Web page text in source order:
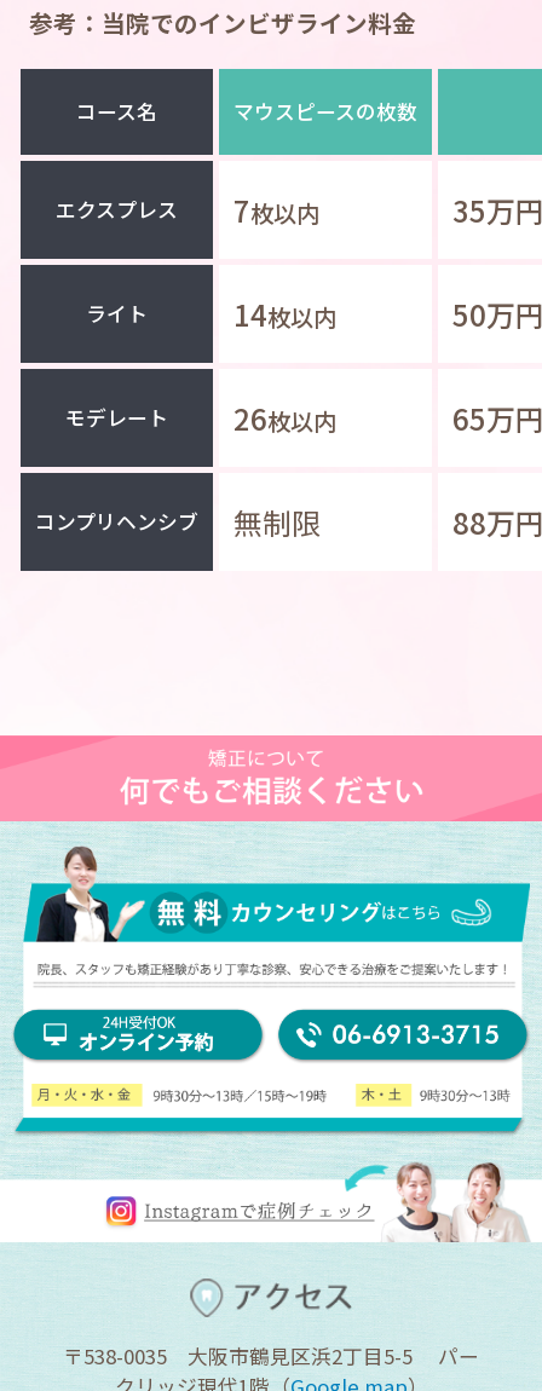
参考：当院でのインビザライン料金
コース名 マウスピースの枚数
エクスプレス 7枚以内 35
ライト 14枚以内 50
モデレート 26枚以内 65
コンプリヘンシブ 無制限 88
〒538-0035 大阪市鶴見区浜2丁目5-5 パー